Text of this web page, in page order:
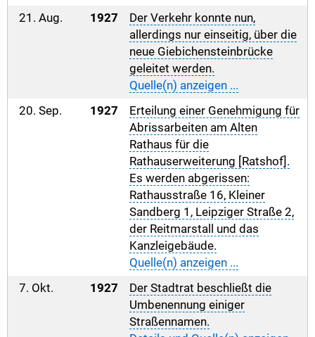
21. Aug.
1927
Der Verkehr konnte nun,
allerdings nur einseitig, über die
neue Giebichensteinbrücke
geleitet werden.
Quelle(n) anzeigen ...
20. Sep.
1927
Erteilung einer Genehmigung für
Abrissarbeiten am Alten
Rathaus für die
Rathauserweiterung [Ratshof].
Es werden abgerissen:
Rathausstraße 16, Kleiner
Sandberg 1, Leipziger Straße 2,
der Reitmarstall und das
Kanzleigebäude.
Quelle(n) anzeigen ...
7. Okt.
1927
Der Stadtrat beschließt die
Umbenennung einiger
Straßennamen.